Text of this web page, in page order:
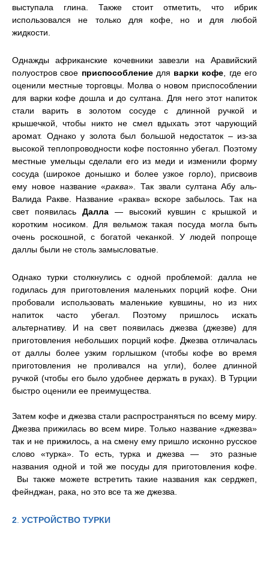
выступала глина. Также стоит отметить, что ибрик
использовался не только для кофе, но и для любой
жидкости.
Однажды африканские кочевники завезли на Аравийский
полуостров свое приспособление для варки кофе , где его
оценили местные торговцы. Молва о новом приспособлении
для варки кофе дошла и до султана. Для него этот напиток
стали варить в золотом сосуде с длинной ручкой и
крышечкой, чтобы никто не смел вдыхать этот чарующий
аромат. Однако у золота был большой недостаток – из-за
высокой теплопроводности кофе постоянно убегал. Поэтому
местные умельцы сделали его из меди и изменили форму
сосуда (широкое донышко и более узкое горло), присвоив
ему новое название «раква». Так звали султана Абу аль-
Валида Ракве. Название «раква» вскоре забылось. Так на
свет появилась Далла — высокий кувшин с крышкой и
коротким носиком. Для вельмож такая посуда могла быть
очень роскошной, с богатой чеканкой. У людей попроще
даллы были не столь замысловатые.
Однако турки столкнулись с одной проблемой: далла не
годилась для приготовления маленьких порций кофе. Они
пробовали использовать маленькие кувшины, но из них
напиток часто убегал. Поэтому пришлось искать
альтернативу. И на свет появилась джезва (джезве) для
приготовления небольших порций кофе. Джезва отличалась
от даллы более узким горлышком (чтобы кофе во время
приготовления не проливался на угли), более длинной
ручкой (чтобы его было удобнее держать в руках). В Турции
быстро оценили ее преимущества.
Затем кофе и джезва стали распространяться по всему миру.
Джезва прижилась во всем мире. Только название «джезва»
так и не прижилось, а на смену ему пришло исконно русское
слово «турка». То есть, турка и джезва — это разные
названия одной и той же посуды для приготовления кофе.
Вы также можете встретить такие названия как серджеп,
фейнджан, рака, но это все та же джезва.
2 УСТРОЙСТВО ТУРКИ